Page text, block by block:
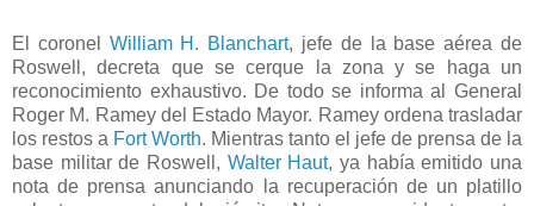
El coronel William H. Blanchart, jefe de la base aérea de
Roswell, decreta que se cerque la zona y se haga un
reconocimiento exhaustivo. De todo se informa al General
Roger M. Ramey del Estado Mayor. Ramey ordena trasladar
los restos a Fort Worth. Mientras tanto el jefe de prensa de la
base militar de Roswell, Walter Haut, ya había emitido una
nota de prensa anunciando la recuperación de un platillo